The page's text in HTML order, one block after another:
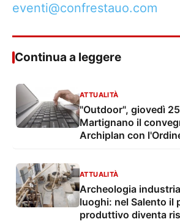
eventi@confrestauo.com
Continua a leggere
ATTUALITÀ
"Outdoor", giovedì
Martignano il
Archiplan con
ATTUALITÀ
Archeologia
luoghi: nel Salento il
produttivo diventa